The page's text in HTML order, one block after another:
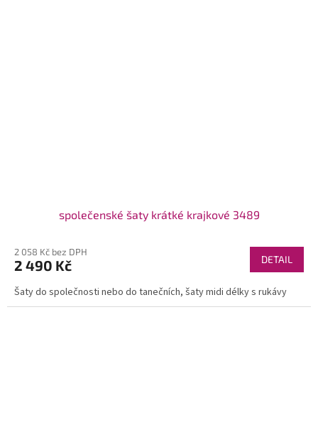
společenské šaty krátké krajkové 3489
2 058 Kč bez DPH
2 490 Kč DETAIL
Šaty do společnosti nebo do tanečních, šaty midi délky s rukávy